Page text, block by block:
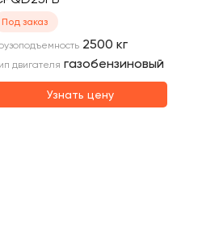
Под заказ
2500 кг
двигателя газобензиновый
Узнать цену